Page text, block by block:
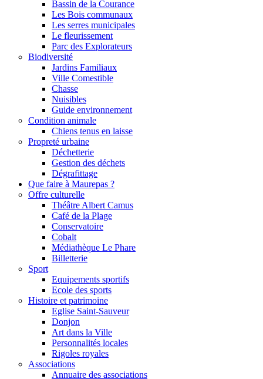
Bassin de la Courance
Les Bois communaux
Les serres municipales
Le fleurissement
Parc des Explorateurs
Biodiversité
Jardins Familiaux
Ville Comestible
Chasse
Nuisibles
Guide environnement
Condition animale
Chiens tenus en laisse
Propreté urbaine
Déchetterie
Gestion des déchets
Dégrafittage
Que faire à Maurepas ?
Offre culturelle
Théâtre Albert Camus
Café de la Plage
Conservatoire
Cobalt
Médiathèque Le Phare
Billetterie
Sport
Equipements sportifs
Ecole des sports
Histoire et patrimoine
Eglise Saint-Sauveur
Donjon
Art dans la Ville
Personnalités locales
Rigoles royales
Associations
Annuaire des associations